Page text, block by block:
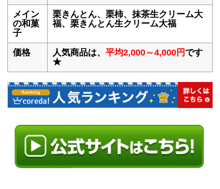
メイン
の和菓
子
栗きんとん、栗柿、抹茶生クリーム大
福、栗きんとん生クリーム大福
価格 人気商品は、 平均2,000～4,000円 です
★